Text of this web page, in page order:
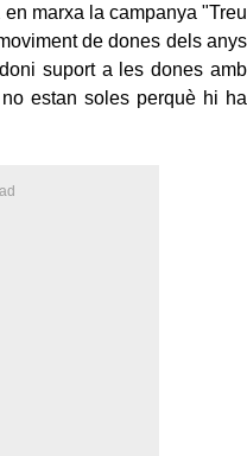
marxa la campanya "Treu
de dones dels anys
suport a les dones amb
estan soles perquè hi ha